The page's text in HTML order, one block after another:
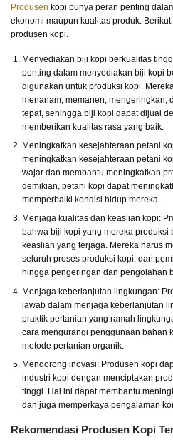
Produsen kopi punya peran penting
ekonomi maupun kualitas produk.
produsen kopi.
Menyediakan biji kopi berkualitas
penting dalam menyediakan biji kopi
digunakan untuk produksi kopi.
menanam, memanen, mengeringkan,
tepat, sehingga biji kopi dapat dijual
memberikan kualitas rasa yang baik.
Meningkatkan kesejahteraan petani
meningkatkan kesejahteraan petani
wajar dan membantu meningkatkan
demikian, petani kopi dapat
memperbaiki kondisi hidup mereka.
Menjaga kualitas dan keaslian kopi:
bahwa biji kopi yang mereka produksi
keaslian yang terjaga. Mereka harus
seluruh proses produksi kopi, dari
hingga pengeringan dan pengolahan
Menjaga keberlanjutan lingkungan:
jawab dalam menjaga keberlanjutan
praktik pertanian yang ramah
cara mengurangi penggunaan bahan
metode pertanian organik.
Mendorong inovasi: Produsen kopi
industri kopi dengan menciptakan
tinggi. Hal ini dapat membantu
dan juga memperkaya pengalaman
Rekomendasi Produsen Kopi